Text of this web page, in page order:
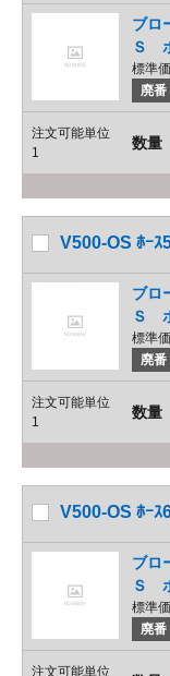
ブロ
Ｓ
標準
廃番
注文可能単位
1
数量
V500-OS ﾎｰｽ
ブロ
Ｓ
標準
廃番
注文可能単位
1
数量
V500-OS ﾎｰｽ
ブロ
Ｓ
標準
廃番
注文可能単位